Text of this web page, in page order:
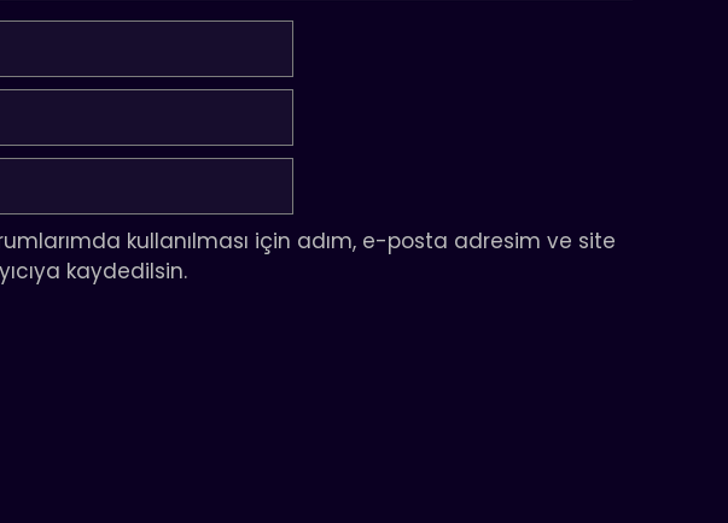
kullanılması için adım, e-posta adresim ve site
kaydedilsin.